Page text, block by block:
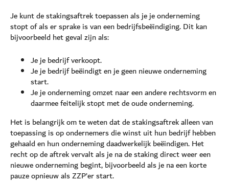
Je kunt de stakingsaftrek toepassen als je je onderneming
stopt of als er sprake is van een bedrijfsbeëindiging. Dit kan
bijvoorbeeld het geval zijn als:
Je je bedrijf verkoopt.
Je je bedrijf beëindigt en je geen nieuwe onderneming
start.
Je je onderneming omzet naar een andere rechtsvorm en
daarmee feitelijk stopt met de oude onderneming.
Het is belangrijk om te weten dat de stakingsaftrek alleen van
toepassing is op ondernemers die winst uit hun bedrijf hebben
gehaald en hun onderneming daadwerkelijk beëindigen. Het
recht op de aftrek vervalt als je na de staking direct weer een
nieuwe onderneming begint, bijvoorbeeld als je na een korte
pauze opnieuw als ZZP’er start.